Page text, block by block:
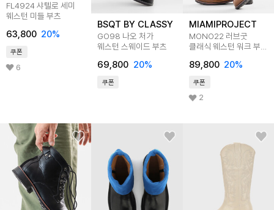
FL4924 샤텔로 세미
웨스턴 미들 부츠
63,800 20%
쿠폰
6
BSQT BY CLASSY
GO98 나오 처가
웨스턴 스웨이드 부츠
69,800 20%
쿠폰
MIAMIPROJECT
MONO22 러브굿
클래식 웨스턴 워크 부츠
89,800 20%
쿠폰
2